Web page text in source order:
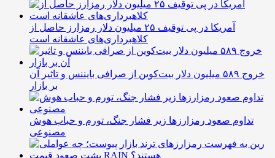
آمریکا در پی توقیف ۲۵ میلیون دلار رمزارز حاصل از
کلاهبرداری‌های عاشقانه است
خروج ۵۸۹ میلیون دلار بیت‌کوین از صرافی بایننس و تاثیر آن
بر بازار
تداوم صعود رمزارزها زیر فشار جنگ، تورم و حباب هوش
مصنوعی